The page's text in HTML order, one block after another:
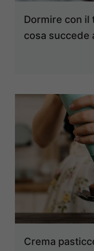
Dormire con il
cosa succede
Crema